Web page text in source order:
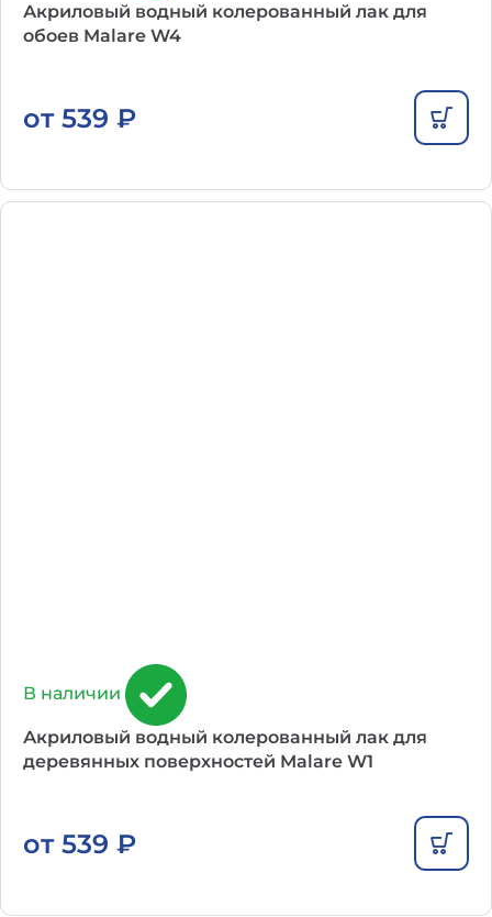
Акриловый водный колерованный лак для
обоев Malare W4
от 539 ₽
В наличии
Акриловый водный колерованный лак для
деревянных поверхностей Malare W1
от 539 ₽